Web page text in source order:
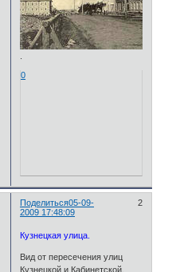
0
Поделиться 2
05-09-
2009 17:48:09
Кузнецкая улица.
Вид от пересечения улиц
Кузнецкой и Кабинетской.